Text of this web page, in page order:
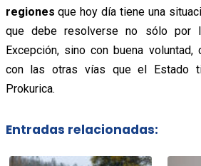
regiones que hoy día tiene una
que debe resolverse no sólo por
Excepción, sino con buena
con las otras vías que el Estado
Prokurica.
Entradas relacionadas: